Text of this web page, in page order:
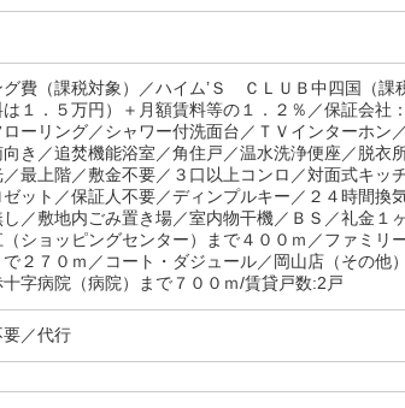
費（課税対象）／ハイム’Ｓ ＣＬＵＢ中四国（課
１．５万円）＋月額賃料等の１．２％／保証会社
ーリング／シャワー付洗面台／ＴＶインターホン
き／追焚機能浴室／角住戸／温水洗浄便座／脱衣
最上階／敷金不要／３口以上コンロ／対面式キッ
ット／保証人不要／ディンプルキー／２４時間換
／敷地内ごみ置き場／室内物干機／ＢＳ／礼金１
ショッピングセンター）まで４００ｍ／ファミリ
２７０ｍ／コート・ダジュール／岡山店（その他
字病院（病院）まで７００ｍ/賃貸戸数:2戸
／代行